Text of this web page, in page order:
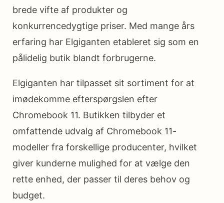
brede vifte af produkter og
konkurrencedygtige priser. Med mange års
erfaring har Elgiganten etableret sig som en
pålidelig butik blandt forbrugerne.
Elgiganten har tilpasset sit sortiment for at
imødekomme efterspørgslen efter
Chromebook 11. Butikken tilbyder et
omfattende udvalg af Chromebook 11-
modeller fra forskellige producenter, hvilket
giver kunderne mulighed for at vælge den
rette enhed, der passer til deres behov og
budget.